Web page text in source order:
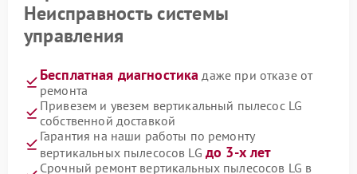
Неисправность системы
управления
Бесплатная диагностика даже при отказе от
ремонта
Привезем и увезем вертикальный пылесос LG
собственной доставкой
Гарантия на наши работы по ремонту
вертикальных пылесосов LG до 3-х лет
Срочный ремонт вертикальных пылесосов LG в